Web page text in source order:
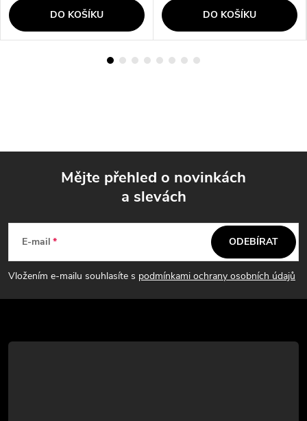
DO KOŠÍKU DO KOŠÍKU
p
a
t
Mějte přehled o novinkách
a slevách
E-mail
Vložením e-mailu souhlasíte s podmínkami ochrany osobních údajů
ODEBÍRAT